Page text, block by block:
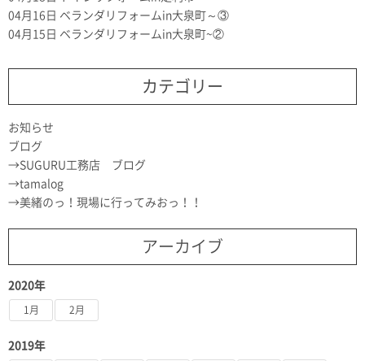
04月16日 ベランダリフォームin大泉町～③
04月15日 ベランダリフォームin大泉町~②
カテゴリー
お知らせ
ブログ
SUGURU工務店 ブログ
tamalog
美緒のっ！現場に行ってみおっ！！
アーカイブ
2020年
1月 2月
2019年